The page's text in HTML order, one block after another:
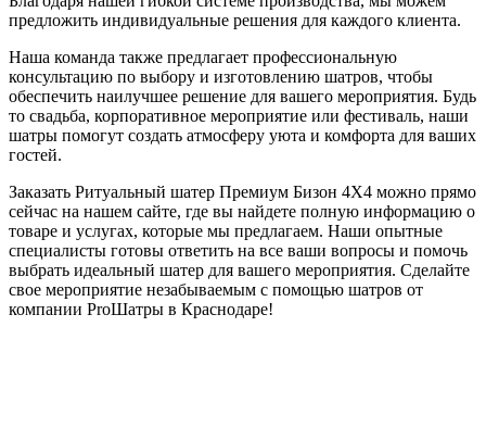
предложить индивидуальные решения для каждого клиента.
Наша команда также предлагает профессиональную
консультацию по выбору и изготовлению шатров, чтобы
обеспечить наилучшее решение для вашего мероприятия. Будь
то свадьба, корпоративное мероприятие или фестиваль, наши
шатры помогут создать атмосферу уюта и комфорта для ваших
гостей.
Заказать Ритуальный шатер Премиум Бизон 4X4 можно прямо
сейчас на нашем сайте, где вы найдете полную информацию о
товаре и услугах, которые мы предлагаем. Наши опытные
специалисты готовы ответить на все ваши вопросы и помочь
выбрать идеальный шатер для вашего мероприятия. Сделайте
свое мероприятие незабываемым с помощью шатров от
компании ProШатры в Краснодаре!